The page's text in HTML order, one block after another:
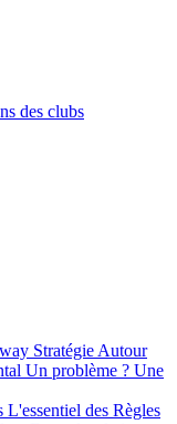
des clubs
Stratégie Autour
Un problème ? Une
L'essentiel des Règles